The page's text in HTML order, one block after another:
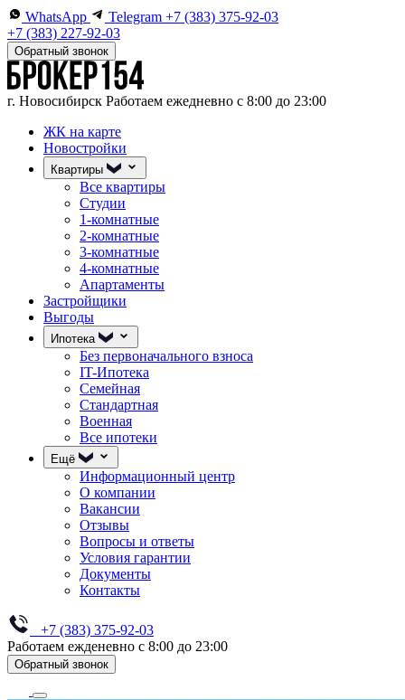
WhatsApp Telegram +7 (383) 375-92-03
+7 (383) 227-92-03
Обратный звонок
г. Новосибирск Работаем ежедневно с 8:00 до 23:00
ЖК на карте
Новостройки
Квартиры
Все квартиры
Студии
1-комнатные
2-комнатные
3-комнатные
4-комнатные
Апартаменты
Застройщики
Выгоды
Ипотека
Без первоначального взноса
IT-Ипотека
Семейная
Стандартная
Военная
Все ипотеки
Ещё
Информационный центр
О компании
Вакансии
Отзывы
Вопросы и ответы
Условия гарантии
Документы
Контакты
+7 (383) 375-92-03
Работаем ежденевно с 8:00 до 23:00
Обратный звонок